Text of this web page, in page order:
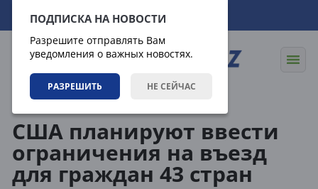
ПОДПИСКА НА НОВОСТИ
Разрешите отправлять Вам
уведомления о важных новостях.
РАЗРЕШИТЬ НЕ СЕЙЧАС
09.08.2026 17:36:40
США планируют ввести
ограничения на въезд
для граждан 43 стран